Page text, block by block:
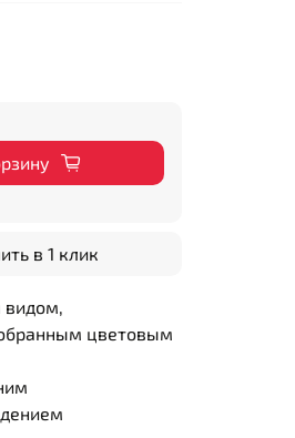
в 1 клик
видом,
цветовым